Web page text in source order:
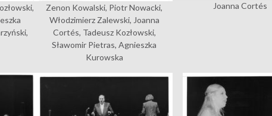
Zenon Kowalski, Piotr Nowacki,
Włodzimierz Zalewski, Joanna
Cortés, Tadeusz Kozłowski,
Sławomir Pietras, Agnieszka
Kurowska
Joanna Cortés